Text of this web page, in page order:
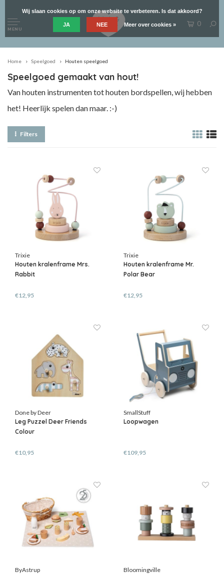
MENU
0
Home Speelgoed Houten speelgoed
Speelgoed gemaakt van hout!
Van houten instrumenten tot houten bordspellen, wij hebben
het! Heerlijk spelen dan maar. :-)
Filters
Trixie
Houten kralenframe Mrs.
Rabbit
€12,95
Trixie
Houten kralenframe Mr.
Polar Bear
€12,95
Done by Deer
Leg Puzzel Deer Friends
Colour
€10,95
SmallStuff
Loopwagen
€109,95
ByAstrup
Bloomingville
Wij slaan cookies op om onze website te verbeteren. Is dat akkoord?
JA NEE Meer over cookies »